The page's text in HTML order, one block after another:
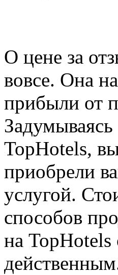
О цене за
вовсе. Она
прибыли от
Задумываясь
TopHotels,
приобрели
услугой.
способов
на TopHotels